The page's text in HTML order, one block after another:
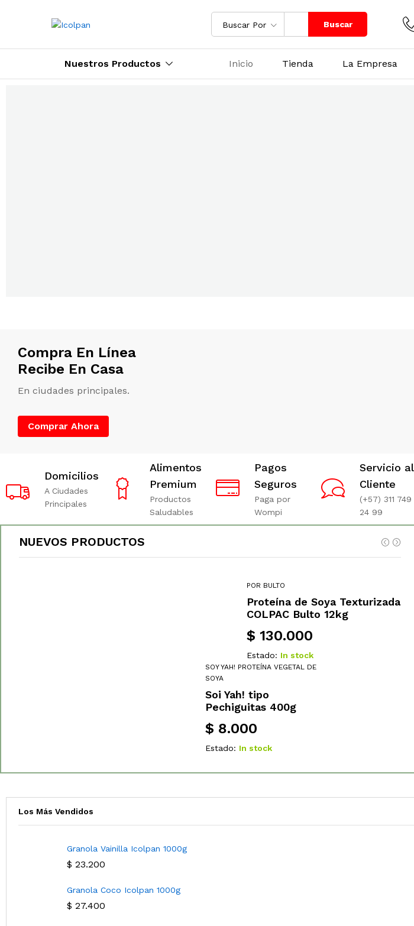
Buscar Por Buscar
Nuestros Productos Inicio Tienda La Empresa
Compra En Línea
Recibe En Casa
En ciudades principales.
Comprar Ahora
Domicilios
A Ciudades
Principales
Alimentos
Premium
Productos
Saludables
Pagos
Seguros
Paga por
Wompi
Servicio al
Cliente
(+57) 311 749
24 99
NUEVOS PRODUCTOS
POR BULTO
Proteína de Soya Texturizada
COLPAC Bulto 12kg
$ 130.000
Estado: In stock
SOY YAH! PROTEÍNA VEGETAL DE
SOYA
Soi Yah! tipo
Pechiguitas 400g
$ 8.000
Estado: In stock
Los Más Vendidos
Granola Vainilla Icolpan 1000g
$ 23.200
Granola Coco Icolpan 1000g
$ 27.400